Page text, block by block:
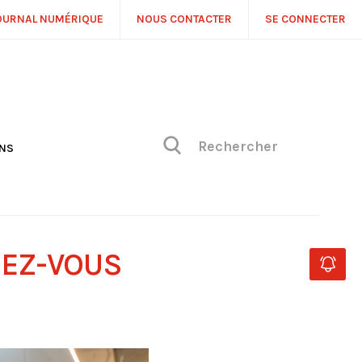
NUMÉRIQUE NOUS CONTACTER SE CONNECTER
VOUS